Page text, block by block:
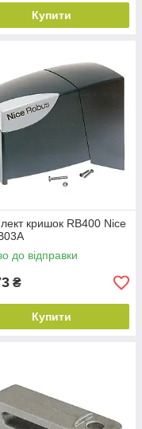
Купити
кришок RB400 Nice
до відправки
₴
Купити